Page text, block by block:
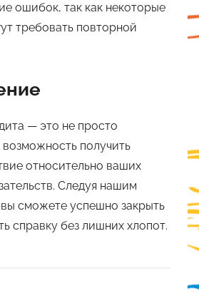
ошибок, так как некоторые
требовать повторной
— это не просто
получить
относительно ваших
Следуя нашим
сможете успешно закрыть
справку без лишних хлопот.